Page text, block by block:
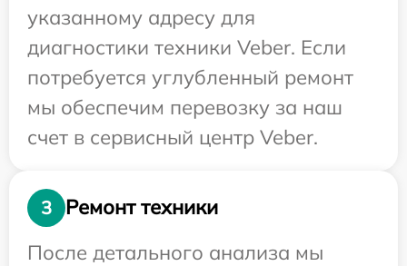
указанному адресу для
диагностики техники Veber. Если
потребуется углубленный ремонт
мы обеспечим перевозку за наш
счет в сервисный центр Veber.
3
Ремонт техники
После детального анализа мы